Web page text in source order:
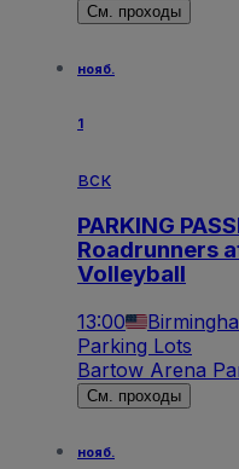
См. проходы
нояб.
1
вск
PARKING
Roadrunners
Volleyball
13:00
Parking Lots
Bartow Arena
См. проходы
нояб.